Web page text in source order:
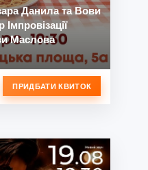
Данила та Вови
Маслова
ПРИДБАТИ КВИТОК